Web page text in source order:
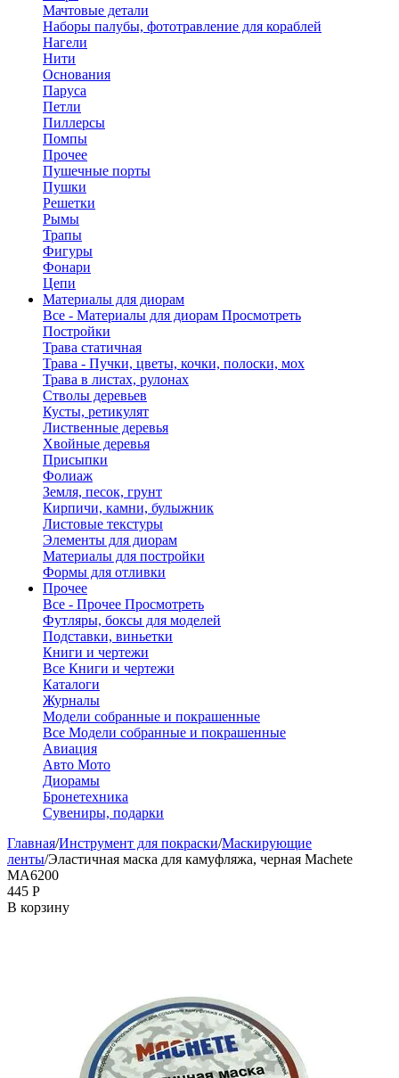
Мачтовые детали
Наборы палубы, фототравление для кораблей
Нагели
Нити
Основания
Паруса
Петли
Пиллерсы
Помпы
Прочее
Пушечные порты
Пушки
Решетки
Рымы
Трапы
Фигуры
Фонари
Цепи
Материалы для диорам
Все - Материалы для диорам Просмотреть
Постройки
Трава статичная
Трава - Пучки, цветы, кочки, полоски, мох
Трава в листах, рулонах
Стволы деревьев
Кусты, ретикулят
Лиственные деревья
Хвойные деревья
Присыпки
Фолиаж
Земля, песок, грунт
Кирпичи, камни, булыжник
Листовые текстуры
Элементы для диорам
Материалы для постройки
Формы для отливки
Прочее
Все - Прочее Просмотреть
Футляры, боксы для моделей
Подставки, виньетки
Книги и чертежи
Все Книги и чертежи
Каталоги
Журналы
Модели собранные и покрашенные
Все Модели собранные и покрашенные
Авиация
Авто Мото
Диорамы
Бронетехника
Сувениры, подарки
Главная/Инструмент для покраски/Маскирующие
ленты/Эластичная маска для камуфляжа, черная Machete
MA6200
‍445‍ Р
В корзину